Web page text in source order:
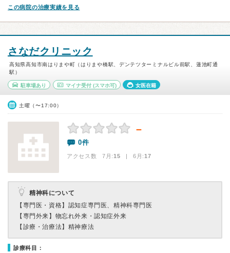
この病院の治療実績を見る
さなだクリニック
高知県高知市南はりまや町（はりまや橋駅、デンテツターミナルビル前駅、蓮池町通
駅）
駐車場あり マイナ受付(スマホ可) 女医在籍
土曜（〜17:00）
－
0件
アクセス数 7月:15 | 6月:17
精神科について
【専門医・資格】 認知症専門医、精神科専門医
【専門外来】 物忘れ外来・認知症外来
【診療・治療法】 精神療法
診療科目：